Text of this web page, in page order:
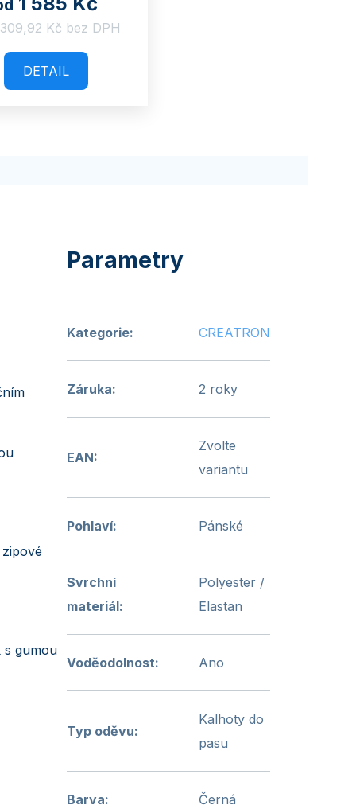
Kč bez DPH
DETAIL
s gumou
Kategorie: CREATRON
Záruka: 2 roky
EAN:
Zvolte
variantu
Pohlaví: Pánské
Svrchní
materiál:
Polyester /
Elastan
Voděodolnost: Ano
Typ oděvu:
Kalhoty do
pasu
Barva: Černá